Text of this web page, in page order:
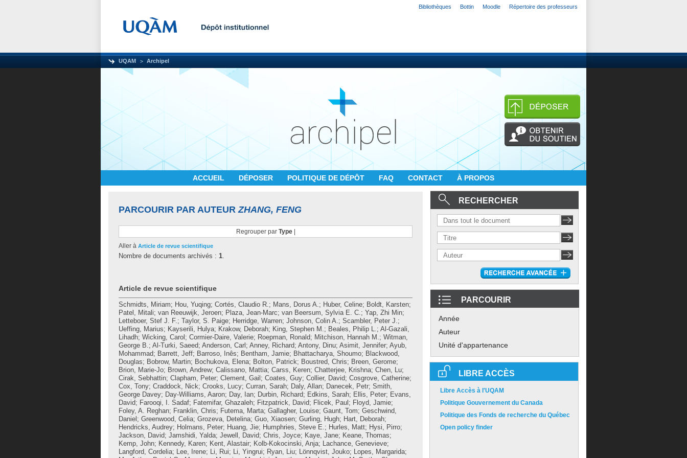
Bibliothèques Bottin Moodle Répertoire des professeurs
UQAM Archipel
ACCUEIL DÉPOSER POLITIQUE DE DÉPÔT FAQ CONTACT À PROPOS
PARCOURIR PAR AUTEURZHANG, FENG
Regrouper par Type|
Aller à Article de revue scientifique
Nombre de documents archivés : 1.
Article de revue scientifique
Schmidts, Miriam; Hou, Yuqing; Cortés, Claudio R.; Mans, Dorus A.; Huber, Celine; Boldt, Karsten;
Patel, Mitali; van Reeuwijk, Jeroen; Plaza, Jean-Marc; van Beersum, Sylvia E. C.; Yap, Zhi Min;
Letteboer, Stef J. F.; Taylor, S. Paige; Herridge, Warren; Johnson, Colin A.; Scambler, Peter J.;
Ueffing, Marius; Kayserili, Hulya; Krakow, Deborah; King, Stephen M.; Beales, Philip L.; Al-Gazali,
Lihadh; Wicking, Carol ; Cormier-Daire, Valerie; Roepman, Ronald; Mitchison, Hannah M.; Witman,
George B.; Al-Turki, Saeed; Anderson, Carl ; Anney, Richard; Antony, Dinu; Asimit, Jennifer; Ayub,
Mohammad; Barrett, Jeff; Barroso, Inês; Bentham, Jamie; Bhattacharya, Shoumo; Blackwood,
Douglas; Bobrow, Martin; Bochukova, Elena; Bolton, Patrick; Boustred, Chris; Breen, Gerome;
Brion, Marie-Jo; Brown, Andrew; Calissano, Mattia; Carss, Keren; Chatterjee, Krishna; Chen, Lu;
Cirak, Sebhattin; Clapham, Peter; Clement, Gail ; Coates, Guy; Collier, David; Cosgrove, Catherine;
Cox, Tony; Craddock, Nick; Crooks, Lucy; Curran, Sarah; Daly, Allan; Danecek, Petr; Smith,
George Davey; Day-Williams, Aaron; Day, Ian; Durbin, Richard; Edkins, Sarah; Ellis, Peter; Evans,
David; Farooqi, I. Sadaf; Fatemifar, Ghazaleh; Fitzpatrick, David; Flicek, Paul ; Floyd, Jamie;
Foley, A. Reghan; Franklin, Chris; Futema, Marta; Gallagher, Louise; Gaunt, Tom; Geschwind,
Daniel ; Greenwood, Celia; Grozeva, Detelina; Guo, Xiaosen; Gurling, Hugh; Hart, Deborah;
Hendricks, Audrey; Holmans, Peter; Huang, Jie; Humphries, Steve E.; Hurles, Matt; Hysi, Pirro;
Jackson, David; Jamshidi, Yalda; Jewell, David; Chris, Joyce; Kaye, Jane; Keane, Thomas;
Kemp, John; Kennedy, Karen; Kent, Alastair; Kolb-Kokocinski, Anja; Lachance, Genevieve;
Langford, Cordelia; Lee, Irene; Li, Rui; Li, Yingrui; Ryan, Liu; Lönnqvist, Jouko; Lopes, Margarida;
RECHERCHER
PARCOURIR
Année
Auteur
Unité d'appartenance
LIBRE ACCÈS
Libre Accès à l'UQAM
Politique Gouvernement du Canada
Politique des Fonds de recherche du Québec
Open policy finder